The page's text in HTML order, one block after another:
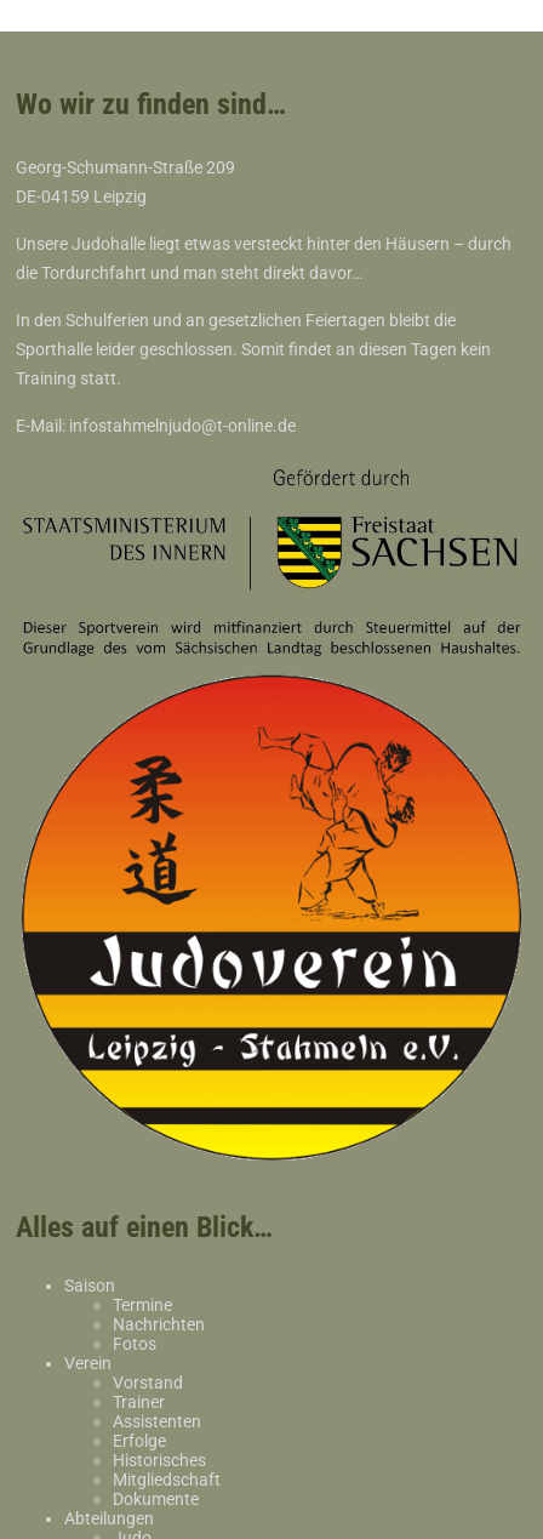
Wo wir zu finden sind…
Georg-Schumann-Straße 209
DE-04159 Leipzig
Unsere Judohalle liegt etwas versteckt hinter den Häusern – durch
die Tordurchfahrt und man steht direkt davor…
In den Schulferien und an gesetzlichen Feiertagen bleibt die
Sporthalle leider geschlossen. Somit findet an diesen Tagen kein
Training statt.
E-Mail: infostahmelnjudo@t-online.de
Alles auf einen Blick…
Saison
Termine
Nachrichten
Fotos
Verein
Vorstand
Trainer
Assistenten
Erfolge
Historisches
Mitgliedschaft
Dokumente
Abteilungen